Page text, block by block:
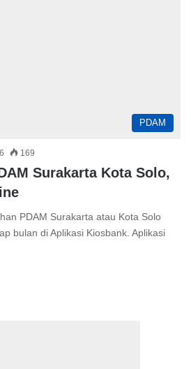
PDAM
169
Surakarta Kota Solo,
PDAM Surakarta atau Kota Solo
bulan di Aplikasi Kiosbank. Aplikasi